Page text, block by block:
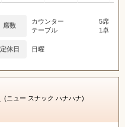
席数
カウンター
5席
テーブル
1卓
定休日 日曜
(ニュー スナック ハナハナ)